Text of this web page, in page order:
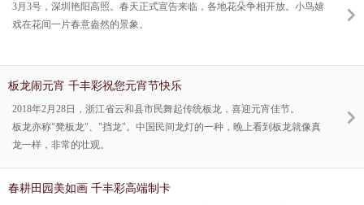
3月3号，深圳艳阳高照。春天正式宣告来临，各地花朵争相开放。小鸟嬉
戏在花间一片春意盎然的景象。
板龙闹元宵 千丰彩祝您元宵节快乐
2018年2月28日，浙江省云和县市民舞起传统板龙，喜迎元宵佳节。
板龙亦称"凳板龙"、"挡龙"。中国民间龙灯的一种，晚上看到板龙就像真
龙一样，非常的壮观。
春耕田园美如画 千丰彩高端制卡